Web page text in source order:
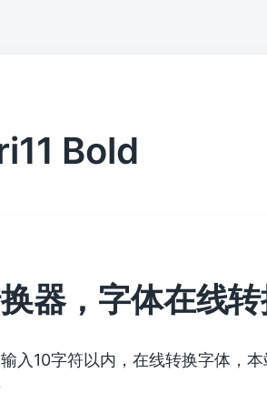
Bold
器，字体在线
入10字符以内，在线转换字体，